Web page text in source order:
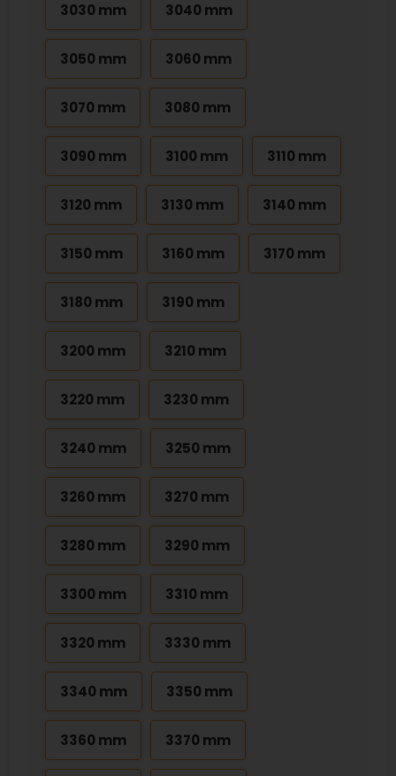
3030 mm 3040 mm
3050 mm 3060 mm
3070 mm 3080 mm
3090 mm 3100 mm 3110 mm
3120 mm 3130 mm 3140 mm
3150 mm 3160 mm 3170 mm
3180 mm 3190 mm
3200 mm 3210 mm
3220 mm 3230 mm
3240 mm 3250 mm
3260 mm 3270 mm
3280 mm 3290 mm
3300 mm 3310 mm
3320 mm 3330 mm
3340 mm 3350 mm
3360 mm 3370 mm